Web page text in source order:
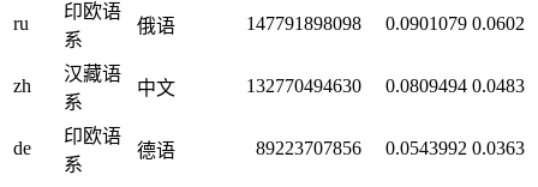
ru
印欧语
系
俄语 147791898098 0.0901079 0.0602
zh
汉藏语
系
中文 132770494630 0.0809494 0.0483
de
印欧语
系
德语 89223707856 0.0543992 0.0363